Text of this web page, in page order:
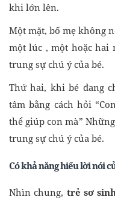
khi lớn lên.
Một mặt, bố mẹ không
một lúc , một hoặc hai
trung sự chú ý của bé.
Thứ hai, khi bé đang
tâm bằng cách hỏi
thể giúp con mà”
trung sự chú ý của bé.
Có khả năng hiểu lời nói
Nhìn chung, trẻ sơ